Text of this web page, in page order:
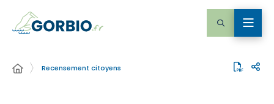
Recensement citoyens